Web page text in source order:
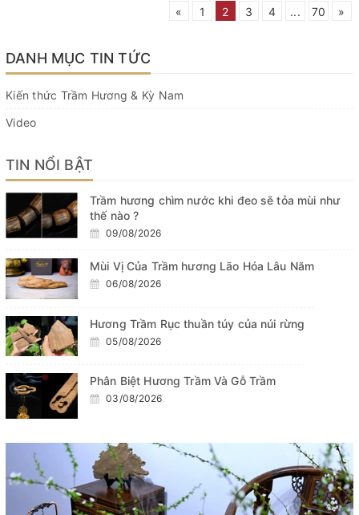
trà chính là biểu tượng hoàn hảo nhất cho hai chữ "tri kỷ".
« 1 2 3 4 ... 70 »
DANH MỤC TIN TỨC
Kiến thức Trầm Hương & Kỳ Nam
Video
TIN NỔI BẬT
Trầm hương chìm nước khi đeo sẽ tỏa mùi như
thế nào ?
09/08/2026
Mùi Vị Của Trầm hương Lão Hóa Lâu Năm
06/08/2026
Hương Trầm Rục thuần túy của núi rừng
05/08/2026
Phân Biệt Hương Trầm Và Gỗ Trầm
03/08/2026